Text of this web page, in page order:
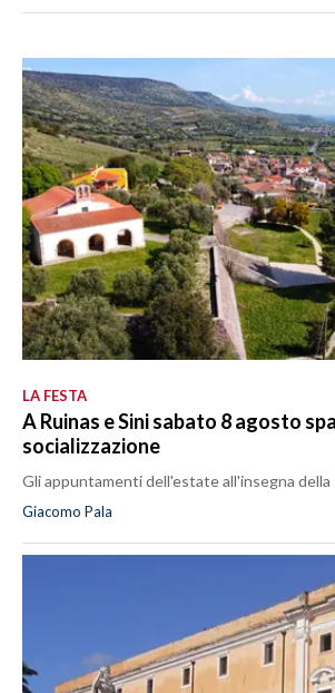
LA FESTA
A Ruinas e Sini sabato 8 agosto
socializzazione
Gli appuntamenti dell'estate all'insegna della
Giacomo Pala